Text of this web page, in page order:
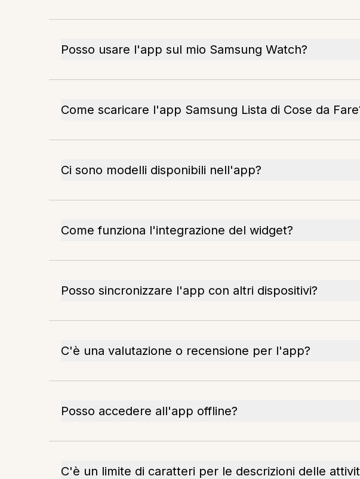
Posso usare l'app sul mio Samsung Watch?
Come scaricare l'app Samsung Lista di Cose da
Ci sono modelli disponibili nell'app?
Come funziona l'integrazione del widget?
Posso sincronizzare l'app con altri dispositivi?
C'è una valutazione o recensione per l'app?
Posso accedere all'app offline?
C'è un limite di caratteri per le descrizioni delle